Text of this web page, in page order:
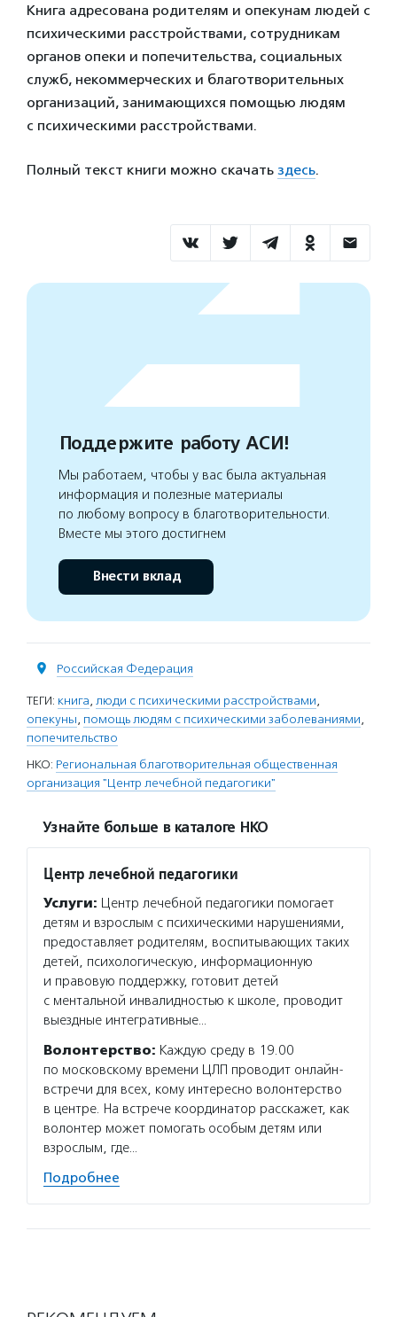
Книга адресована родителям и опекунам людей с
психическими расстройствами, сотрудникам
органов опеки и попечительства, социальных
служб, некоммерческих и благотворительных
организаций, занимающихся помощью людям
с психическими расстройствами.
Полный текст книги можно скачать здесь.
Поддержите работу АСИ!
Мы работаем, чтобы у вас была актуальная
информация и полезные материалы
по любому вопросу в благотворительности.
Вместе мы этого достигнем
Внести вклад
Российская Федерация
ТЕГИ: книга, люди с психическими расстройствами,
опекуны, помощь людям с психическими заболеваниями,
попечительство
НКО: Региональная благотворительная общественная
организация "Центр лечебной педагогики"
Узнайте больше в каталоге НКО
Центр лечебной педагогики
Услуги: Центр лечебной педагогики помогает
детям и взрослым с психическими нарушениями,
предоставляет родителям, воспитывающих таких
детей, психологическую, информационную
и правовую поддержку, готовит детей
с ментальной инвалидностью к школе, проводит
выездные интегративные…
Волонтерство: Каждую среду в 19.00
по московскому времени ЦЛП проводит онлайн-
встречи для всех, кому интересно волонтерство
в центре. На встрече координатор расскажет, как
волонтер может помогать особым детям или
взрослым, где…
Подробнее